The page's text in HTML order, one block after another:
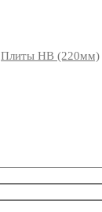
Плиты НВ (220мм)